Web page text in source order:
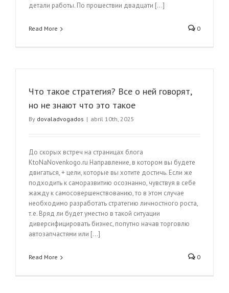
детали работы. По прошествии двадцати […]
Read More 0
Что такое стратегия? Все о ней говорят,
но не знают что это такое
By dovaladvogados | abril 10th, 2025
До скорых встреч на страницах блога
KtoNaNovenkogo.ru Направление, в котором вы будете
двигаться, + цели, которые вы хотите достичь. Если же
подходить к саморазвитию осознанно, чувствуя в себе
жажду к самосовершенствованию, то в этом случае
необходимо разработать стратегию личностного роста,
т.е. Вряд ли будет уместно в такой ситуации
диверсифицировать бизнес, попутно начав торговлю
автозапчастями или […]
Read More 0